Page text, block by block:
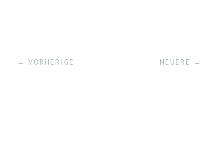
← VORHERIGE NEUERE →